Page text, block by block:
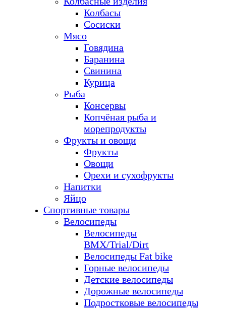
Колбасы
Сосиски
Мясо
Говядина
Баранина
Свинина
Курица
Рыба
Консервы
Копчёная рыба и
морепродукты
Фрукты и овощи
Фрукты
Овощи
Орехи и сухофрукты
Напитки
Яйцо
Спортивные товары
Велосипеды
Велосипеды
BMX/Trial/Dirt
Велосипеды Fat bike
Горные велосипеды
Детские велосипеды
Дорожные велосипеды
Подростковые велосипеды